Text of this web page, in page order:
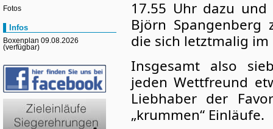
Fotos
Infos
Boxenplan 09.08.2026
(verfügbar)
17.55 Uhr dazu
Björn Spangenberg
die sich letztmalig
Insgesamt also
jeden Wettfreund
Liebhaber der
„krummen“ Einläufe.